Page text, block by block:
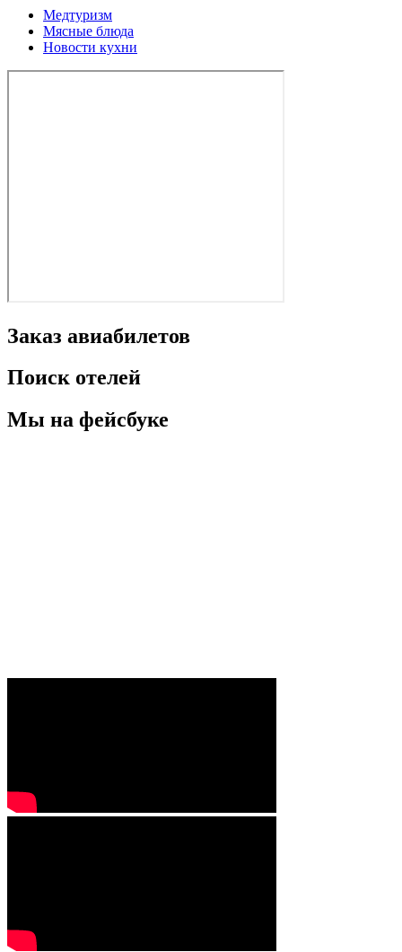
Медтуризм
Мясные блюда
Новости кухни
Заказ авиабилетов
Поиск отелей
Мы на фейсбуке